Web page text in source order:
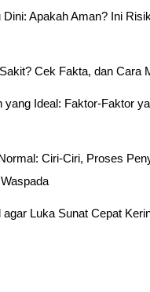
Dini: Apakah Aman? Ini
Cek Fakta, dan Cara
yang Ideal: Faktor-Faktor
Ciri-Ciri, Proses
agar Luka Sunat Cepat